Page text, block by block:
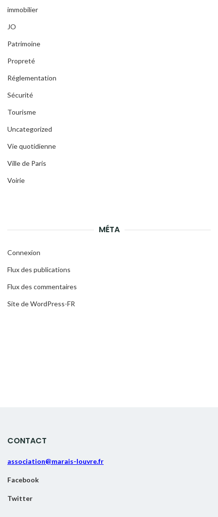
immobilier
JO
Patrimoine
Propreté
Réglementation
Sécurité
Tourisme
Uncategorized
Vie quotidienne
Ville de Paris
Voirie
MÉTA
Connexion
Flux des publications
Flux des commentaires
Site de WordPress-FR
CONTACT
association@marais-louvre.fr
Facebook
Twitter